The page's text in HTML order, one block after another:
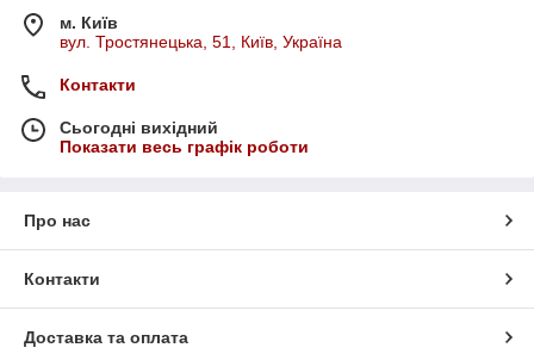
м. Київ
вул. Тростянецька, 51, Київ, Україна
Контакти
Сьогодні вихідний
Показати весь графік роботи
Про нас
Контакти
Доставка та оплата